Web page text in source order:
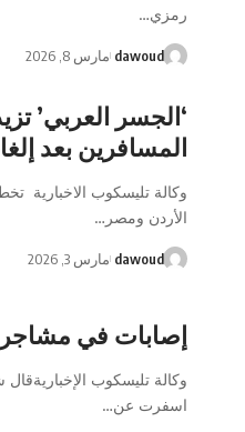
رمزي…
dawoud مارس 8, 2026
‘الجسر العربي’
المسافرين بعد
وكالة تليسكوب الاخبارية
الأردن ومصر…
dawoud مارس 3, 2026
إصابات في
وكالة تليسكوب
اسفرت عن…